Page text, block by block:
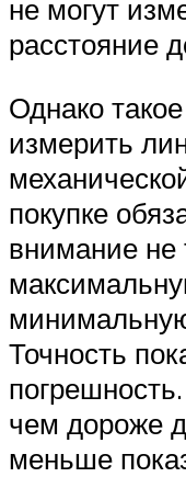
не могут
расстояние
Однако
измерить
покупке
внимание не
Точность
чем дороже
меньше